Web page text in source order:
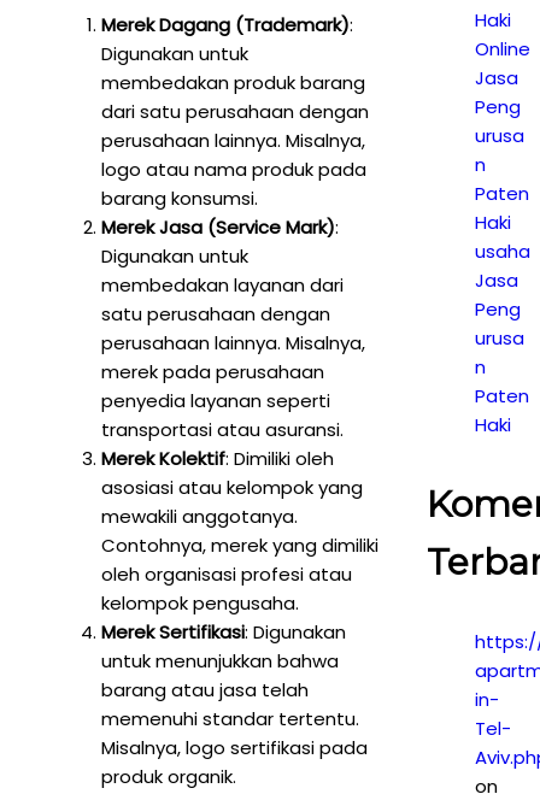
Merek Dagang (Trademark):
Digunakan untuk
membedakan produk barang
dari satu perusahaan dengan
perusahaan lainnya. Misalnya,
logo atau nama produk pada
barang konsumsi.
Merek Jasa (Service Mark):
Digunakan untuk
membedakan layanan dari
satu perusahaan dengan
perusahaan lainnya. Misalnya,
merek pada perusahaan
penyedia layanan seperti
transportasi atau asuransi.
Merek Kolektif: Dimiliki oleh
asosiasi atau kelompok yang
mewakili anggotanya.
Contohnya, merek yang dimiliki
oleh organisasi profesi atau
kelompok pengusaha.
Merek Sertifikasi: Digunakan
untuk menunjukkan bahwa
barang atau jasa telah
memenuhi standar tertentu.
Misalnya, logo sertifikasi pada
produk organik.
Haki
Online
Jasa
Peng
urusa
n
Paten
Haki
usaha
Jasa
Peng
urusa
n
Paten
Haki
in-
Tel-
on